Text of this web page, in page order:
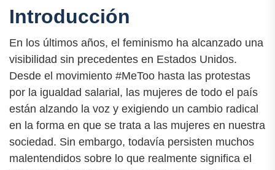
Introducción
En los últimos años, el feminismo ha alcanzado una
visibilidad sin precedentes en Estados Unidos.
Desde el movimiento #MeToo hasta las protestas
por la igualdad salarial, las mujeres de todo el país
están alzando la voz y exigiendo un cambio radical
en la forma en que se trata a las mujeres en nuestra
sociedad. Sin embargo, todavía persisten muchos
malentendidos sobre lo que realmente significa el